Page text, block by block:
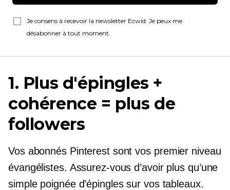
Je consens à recevoir la newsletter Ecwid. Je peux me
désabonner à tout moment.
1. Plus d'épingles +
cohérence = plus de
followers
Vos abonnés Pinterest sont vos premier niveau
évangélistes. Assurez-vous d’avoir plus qu’une
simple poignée d’épingles sur vos tableaux.